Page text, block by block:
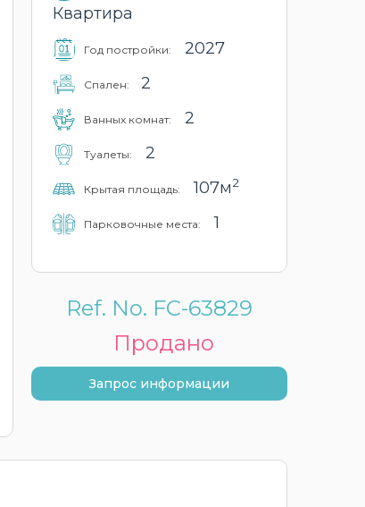
Квартира
Год постройки: 2027
Cпален: 2
Ванных комнат: 2
Туалеты: 2
Крытая площадь: 107м2
Парковочные места: 1
Ref. No. FC-63829
Продано
Запрос информации